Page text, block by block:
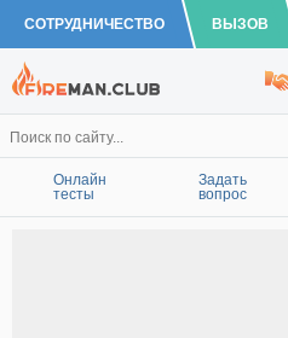
СОТРУДНИЧЕСТВО ВЫЗОВ
Онлайн
тесты
Задать
вопрос